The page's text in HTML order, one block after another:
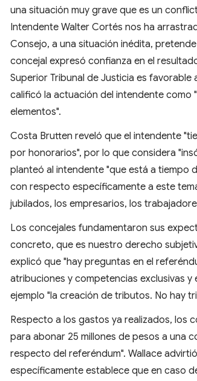
una situación muy grave que es un
Intendente Walter Cortés nos ha
Consejo, a una situación inédita,
concejal expresó confianza en el
Superior Tribunal de Justicia es
calificó la actuación del intendente
elementos".
Costa Brutten reveló que el intendente
por honorarios", por lo que considera
planteó al intendente "que está a tiempo
con respecto específicamente a este
jubilados, los empresarios, los
Los concejales fundamentaron sus
concreto, que es nuestro derecho
explicó que "hay preguntas en el
atribuciones y competencias exclusivas
ejemplo "la creación de tributos. No hay
Respecto a los gastos ya realizados, los
para abonar 25 millones de pesos a una
respecto del referéndum". Wallace
específicamente establece que en caso